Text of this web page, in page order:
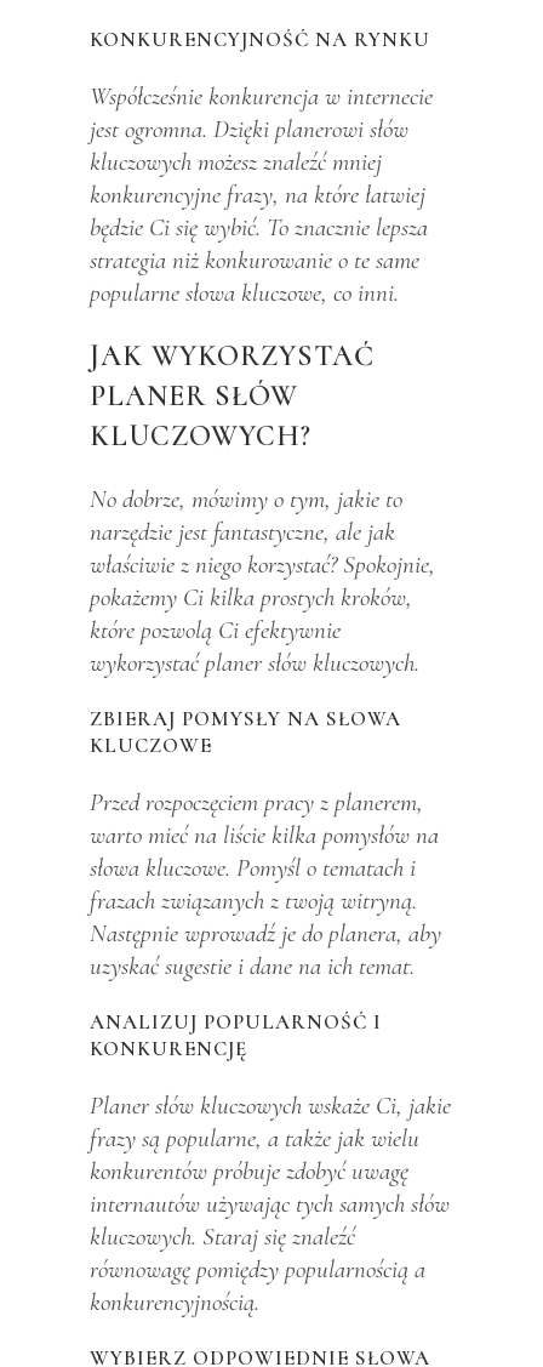
KONKURENCYJNOŚĆ NA RYNKU
Współcześnie konkurencja w internecie
jest ogromna. Dzięki planerowi słów
kluczowych możesz znaleźć mniej
konkurencyjne frazy, na które łatwiej
będzie Ci się wybić. To znacznie lepsza
strategia niż konkurowanie o te same
popularne słowa kluczowe, co inni.
JAK WYKORZYSTAĆ
PLANER SŁÓW
KLUCZOWYCH?
No dobrze, mówimy o tym, jakie to
narzędzie jest fantastyczne, ale jak
właściwie z niego korzystać? Spokojnie,
pokażemy Ci kilka prostych kroków,
które pozwolą Ci efektywnie
wykorzystać planer słów kluczowych.
ZBIERAJ POMYSŁY NA SŁOWA
KLUCZOWE
Przed rozpoczęciem pracy z planerem,
warto mieć na liście kilka pomysłów na
słowa kluczowe. Pomyśl o tematach i
frazach związanych z twoją witryną.
Następnie wprowadź je do planera, aby
uzyskać sugestie i dane na ich temat.
ANALIZUJ POPULARNOŚĆ I
KONKURENCJĘ
Planer słów kluczowych wskaże Ci, jakie
frazy są popularne, a także jak wielu
konkurentów próbuje zdobyć uwagę
internautów używając tych samych słów
kluczowych. Staraj się znaleźć
równowagę pomiędzy popularnością a
konkurencyjnością.
WYBIERZ ODPOWIEDNIE SŁOWA